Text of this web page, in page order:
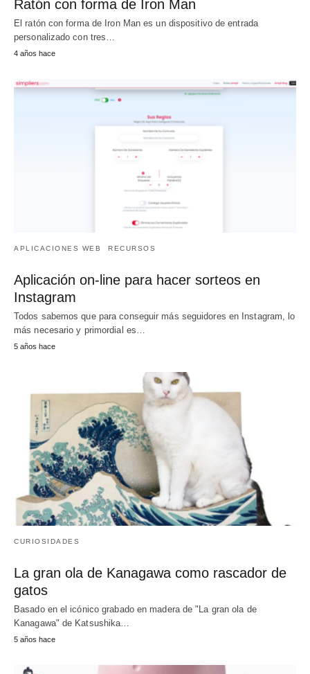
Ratón con forma de Iron Man
El ratón con forma de Iron Man es un dispositivo de entrada
personalizado con tres…
4 años hace
APLICACIONES WEB RECURSOS
Aplicación on-line para hacer sorteos en
Instagram
Todos sabemos que para conseguir más seguidores en Instagram, lo
más necesario y primordial es…
5 años hace
CURIOSIDADES
La gran ola de Kanagawa como rascador de
gatos
Basado en el icónico grabado en madera de "La gran ola de
Kanagawa" de Katsushika…
5 años hace